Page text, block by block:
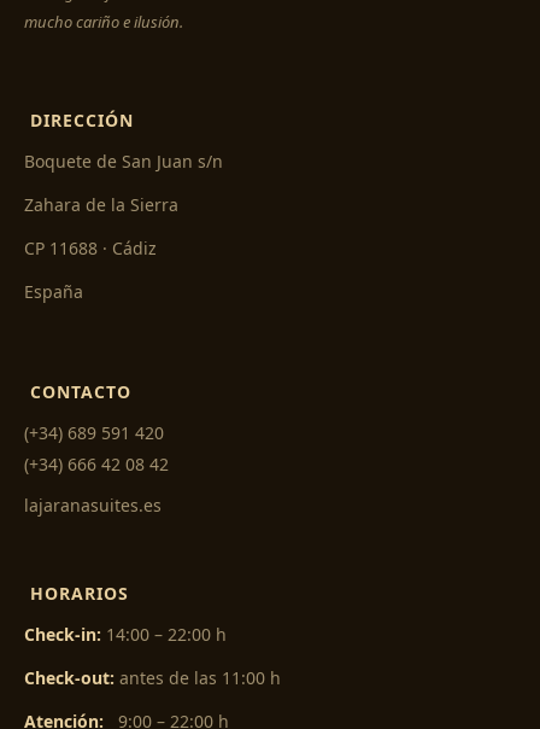
mucho cariño e ilusión.
DIRECCIÓN
Boquete de San Juan s/n
Zahara de la Sierra
CP 11688 · Cádiz
España
CONTACTO
(+34) 689 591 420
(+34) 666 42 08 42
lajaranasuites.es
HORARIOS
Check-in: 14:00 – 22:00 h
Check-out: antes de las 11:00 h
Atención: 9:00 – 22:00 h